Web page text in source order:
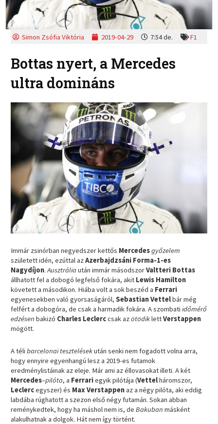
Simon Zsófia Viktória 2019-04-29 7:54 de. F1
Bottas nyert, a Mercedes
ultra domináns
Immár zsinórban negyedszer kettős Mercedesgyőzelem
született idén, ezúttal azAzerbajdzsáni Forma-1-es
Nagydíjon.Ausztráliaután immár másodszorValtteri Bottas
állhatott fel a dobogó legfelső fokára, akit Lewis Hamilton
követett a másodikon. Hiába volt a sok beszéd a Ferrari
egyenesekben való gyorsaságáról,Sebastian Vettelbár még
felfért a dobogóra, de csak a harmadik fokára. A szombatiidőmérő
edzésen bakizó Charles Leclerccsak azötödiklettVerstappen
mögött.
A télibarcelonai tesztelésekután senki nem fogadott volna arra,
hogy ennyire egyenhangú lesz a 2019-es futamok
eredménylistáinak az eleje. Már ami az éllovasokat illeti. A két
Mercedes–pilóta, a Ferrariegyik pilótája (Vettelháromszor,
Leclercegyszer) és Max Verstappenaz a négy pilóta, aki eddig
labdába rúghatott a szezon első négy futamán. Sokan abban
reménykedtek, hogy ha máshol nem is, deBakuban másként
alakulhatnak a dolgok. Hát nem így történt.